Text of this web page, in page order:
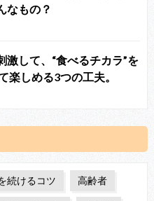
なもの？
激して、“食べるチカラ”を
楽しめる3つの工夫。
続けるコツ 高齢者